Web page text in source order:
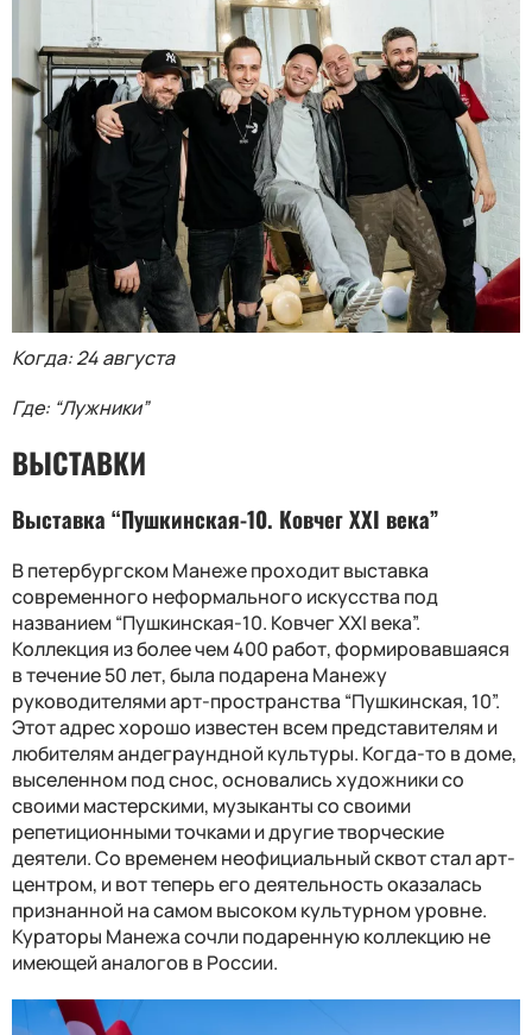
Когда: 24 августа
Где: “Лужники”
ВЫСТАВКИ
Выставка “Пушкинская-10. Ковчег ХХI века”
В петербургском Манеже проходит выставка
современного неформального искусства под
названием “Пушкинская-10. Ковчег ХХI века”.
Коллекция из более чем 400 работ, формировавшаяся
в течение 50 лет, была подарена Манежу
руководителями арт-пространства “Пушкинская, 10”.
Этот адрес хорошо известен всем представителям и
любителям андеграундной культуры. Когда-то в доме,
выселенном под снос, основались художники со
своими мастерскими, музыканты со своими
репетиционными точками и другие творческие
деятели. Со временем неофициальный сквот стал арт-
центром, и вот теперь его деятельность оказалась
признанной на самом высоком культурном уровне.
Кураторы Манежа сочли подаренную коллекцию не
имеющей аналогов в России.